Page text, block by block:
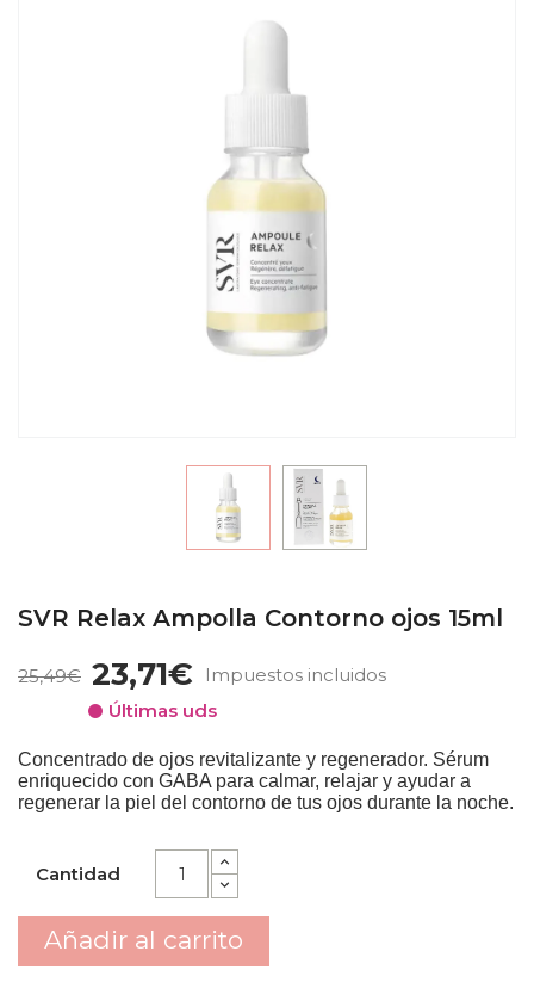
SVR Relax Ampolla Contorno ojos 15ml
25,49€ 23,71€
Impuestos incluidos
Últimas uds
Concentrado de ojos revitalizante y regenerador. Sérum
enriquecido con GABA para calmar, relajar y ayudar a
regenerar la piel del contorno de tus ojos durante la noche.
Cantidad
Añadir al carrito